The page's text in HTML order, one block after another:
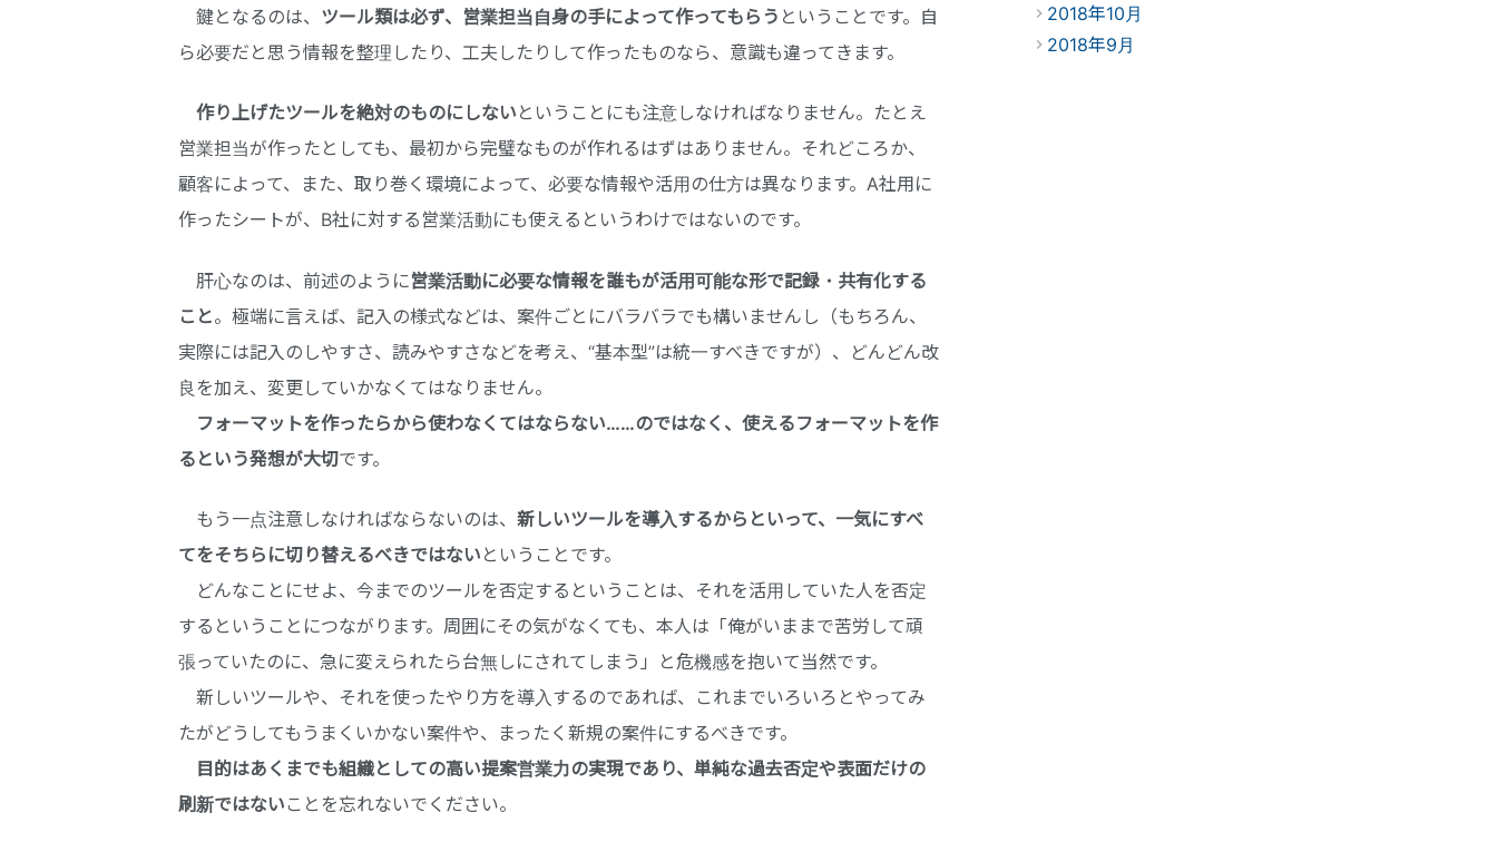
鍵となるのは、 ツール類は必ず、営業担当自身の手によって作ってもらう ということです。自
ら必要だと思う情報を整理したり、工夫したりして作ったものなら、意識も違ってきます。
作り上げたツールを絶対のものにしない ということにも注意しなければなりません。たとえ
営業担当が作ったとしても、最初から完璧なものが作れるはずはありません。それどころか、
顧客によって、また、取り巻く環境によって、必要な情報や活用の仕方は異なります。A社用に
作ったシートが、B社に対する営業活動にも使えるというわけではないのです。
肝心なのは、前述のように営業活動に必要な情報を誰もが活用可能な形で記録・共有化する
こと。極端に言えば、記入の様式などは、案件ごとにバラバラでも構いませんし（もちろん、
実際には記入のしやすさ、読みやすさなどを考え、“基本型”は統一すべきですが）、どんどん改
良を加え、変更していかなくてはなりません。
フォーマットを作ったらから使わなくてはならない……のではなく、使えるフォーマットを作
るという発想が大切です。
もう一点注意しなければならないのは、 新しいツールを導入するからといって、一気にすべ
てをそちらに切り替えるべきではない ということです。
どんなことにせよ、今までのツールを否定するということは、それを活用していた人を否定
するということにつながります。周囲にその気がなくても、本人は「俺がいままで苦労して頑
張っていたのに、急に変えられたら台無しにされてしまう」と危機感を抱いて当然です。
新しいツールや、それを使ったやり方を導入するのであれば、これまでいろいろとやってみ
たがどうしてもうまくいかない案件や、まったく新規の案件にするべきです。
目的はあくまでも組織としての高い提案営業力の実現であり、単純な過去否定や表面だけの
刷新ではない ことを忘れないでください。
2018年10月
2018年9月